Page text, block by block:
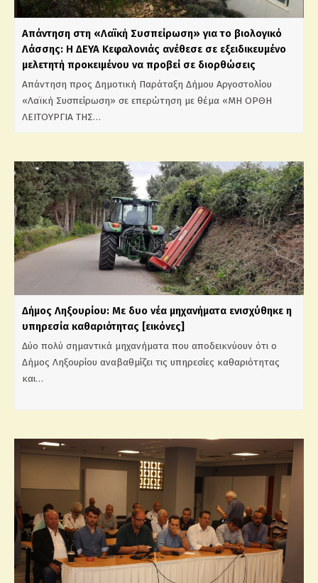
Απάντηση στη «Λαϊκή Συσπείρωση» για το βιολογικό
Λάσσης: Η ΔΕΥΑ Κεφαλονιάς ανέθεσε σε εξειδικευμένο
μελετητή προκειμένου να προβεί σε διορθώσεις
Απάντηση προς Δημοτική Παράταξη Δήμου Αργοστολίου
«Λαϊκή Συσπείρωση» σε επερώτηση με θέμα «ΜΗ ΟΡΘΗ
ΛΕΙΤΟΥΡΓΙΑ ΤΗΣ…
Δήμος Ληξουρίου: Με δυο νέα μηχανήματα ενισχύθηκε η
υπηρεσία καθαριότητας [εικόνες]
Δύο πολύ σημαντικά μηχανήματα που αποδεικνύουν ότι ο
Δήμος Ληξουρίου αναβαθμίζει τις υπηρεσίες καθαριότητας
και…